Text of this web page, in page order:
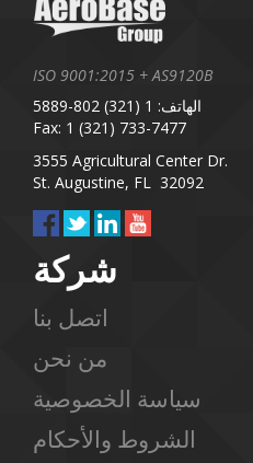
ISO 9001:2015 + AS9120B
الهاتف: 1 (321) 802-5889
Fax: 1 (321) 733-7477
3555 Agricultural Center Dr.
St. Augustine, FL 32092
شركة
اتصل بنا
من نحن
سياسة الخصوصية
الشروط والأحكام